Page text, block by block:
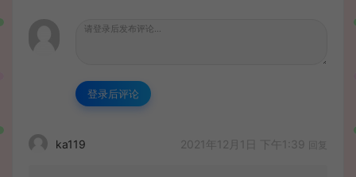
登录后评论
ka119 2021年12月1日 下午1:39